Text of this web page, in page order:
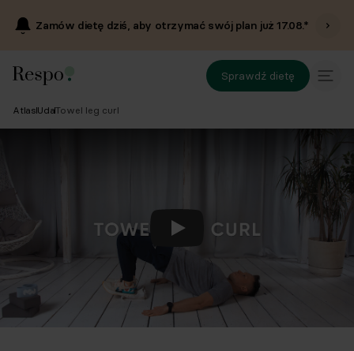
Zamów dietę dziś, aby otrzymać swój plan już17.08.*
Sprawdź dietę
Atlas UdaTowel leg curl
Odtwórz